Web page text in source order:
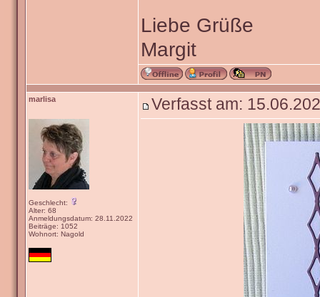
Liebe Grüße
Margit
marlisa
Geschlecht:
Alter: 68
Anmeldungsdatum: 28.11.2022
Beiträge: 1052
Wohnort: Nagold
Verfasst am: